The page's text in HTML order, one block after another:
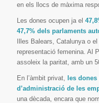
en els llocs de màxima
Les dones ocupen ja el
47,7% dels parlaments
Illes Balears, Catalunya o
representació femenina. Al
assoleix la paritat, amb un
En l’àmbit privat, les dones
d’administració de les
una dècada, encara que